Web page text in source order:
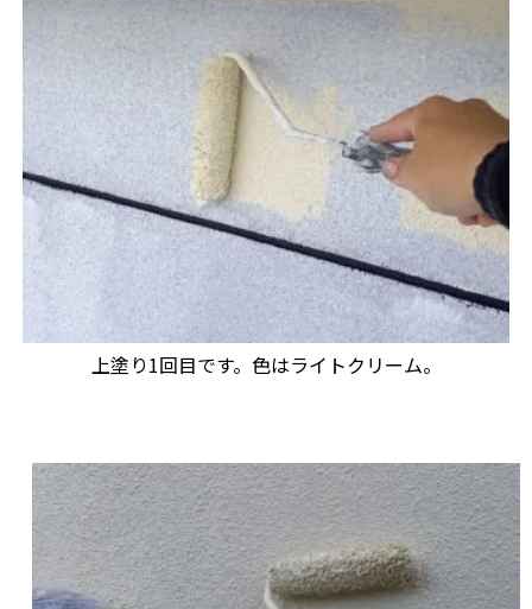
上塗り1回目です。色はライトクリーム。